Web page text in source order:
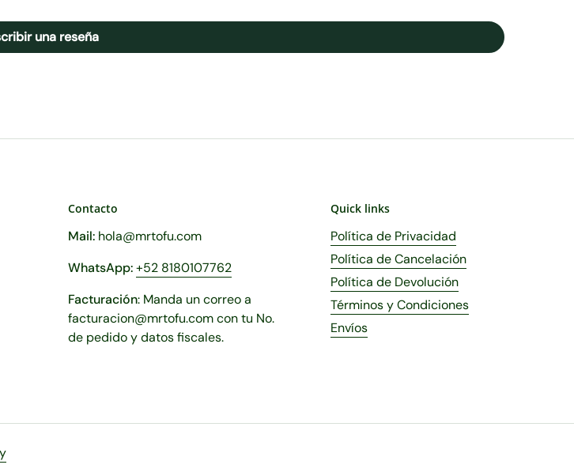
una reseña
Contacto
Mail: hola@mrtofu.com
WhatsApp:+52 8180107762
Facturación: Manda un correo a
facturacion@mrtofu.com con tu No.
de pedido y datos fiscales.
Quick links
Política de Privacidad
Política de Cancelación
Política de Devolución
Términos y Condiciones
Envíos